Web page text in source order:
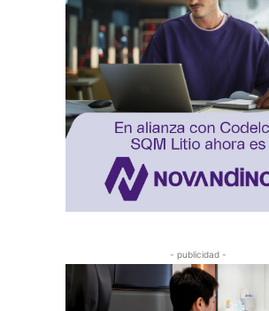
- publicidad -